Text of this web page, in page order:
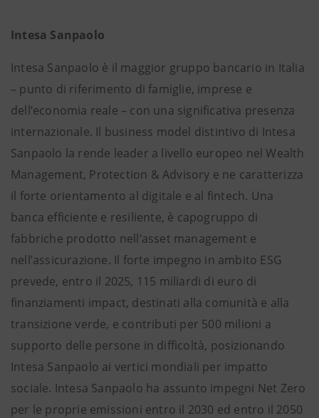
Intesa Sanpaolo
Intesa Sanpaolo è il maggior gruppo bancario in Italia
– punto di riferimento di famiglie, imprese e
dell’economia reale – con una significativa presenza
internazionale. Il business model distintivo di Intesa
Sanpaolo la rende leader a livello europeo nel Wealth
Management, Protection & Advisory e ne caratterizza
il forte orientamento al digitale e al fintech. Una
banca efficiente e resiliente, è capogruppo di
fabbriche prodotto nell’asset management e
nell’assicurazione. Il forte impegno in ambito ESG
prevede, entro il 2025, 115 miliardi di euro di
finanziamenti impact, destinati alla comunità e alla
transizione verde, e contributi per 500 milioni a
supporto delle persone in difficoltà, posizionando
Intesa Sanpaolo ai vertici mondiali per impatto
sociale. Intesa Sanpaolo ha assunto impegni Net Zero
per le proprie emissioni entro il 2030 ed entro il 2050